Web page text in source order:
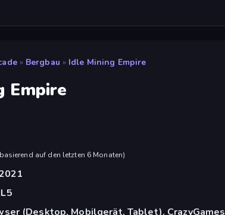
» Bergbau » Idle Mining Empire
Empire
basierend auf den letzten 6 Monaten)
(Desktop, Mobilgerät, Tablet), CrazyGames